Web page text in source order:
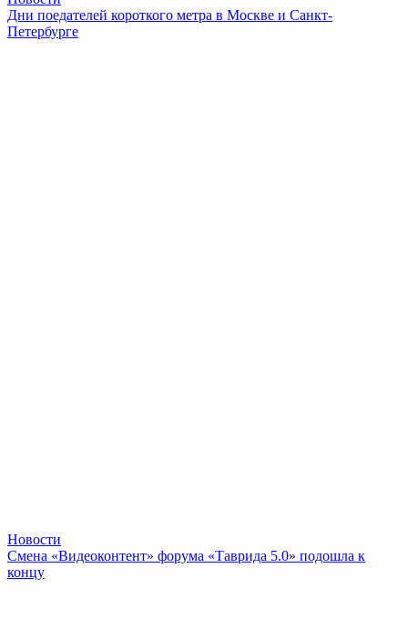
Дни поедателей короткого метра в Москве и Санкт-
Петербурге
Новости
Смена «Видеоконтент» форума «Таврида 5.0» подошла к
концу